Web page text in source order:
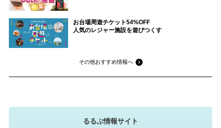
お台場周遊チケット54%OFF
人気のレジャー施設を遊びつくす
その他おすすめ情報へ
るるぶ情報サイト